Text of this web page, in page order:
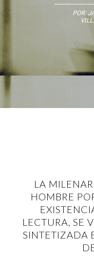
POR:
LA
HOMBRE
LECTURA, SE
SINTETIZADA